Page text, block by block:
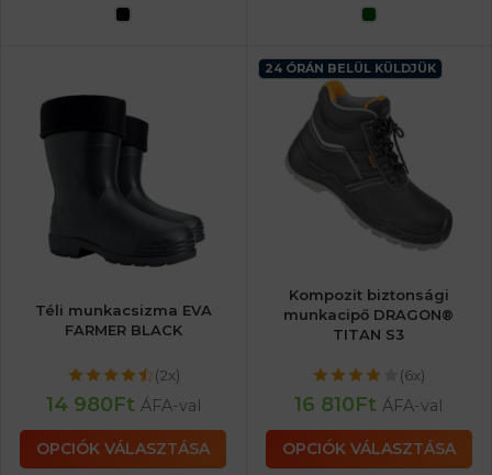
Téli munkacsizma EVA
FARMER BLACK
(2x)
14 980Ft ÁFA-val
OPCIÓK VÁLASZTÁSA
24 ÓRÁN BELÜL KÜLDJÜK
Kompozit biztonsági
munkacipő DRAGON®
TITAN S3
(6x)
16 810Ft ÁFA-val
OPCIÓK VÁLASZTÁSA